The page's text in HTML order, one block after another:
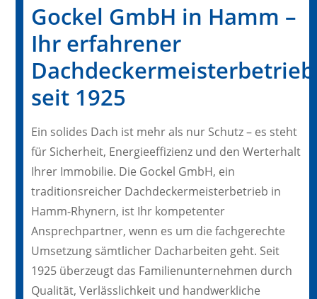
Gockel GmbH in Hamm –
Ihr erfahrener
Dachdeckermeisterbetrieb
seit 1925
Ein solides Dach ist mehr als nur Schutz – es steht
für Sicherheit, Energieeffizienz und den Werterhalt
Ihrer Immobilie. Die Gockel GmbH, ein
traditionsreicher Dachdeckermeisterbetrieb in
Hamm-Rhynern, ist Ihr kompetenter
Ansprechpartner, wenn es um die fachgerechte
Umsetzung sämtlicher Dacharbeiten geht. Seit
1925 überzeugt das Familienunternehmen durch
Qualität, Verlässlichkeit und handwerkliche